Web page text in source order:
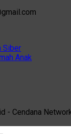
Siber
Anak
- Cendana